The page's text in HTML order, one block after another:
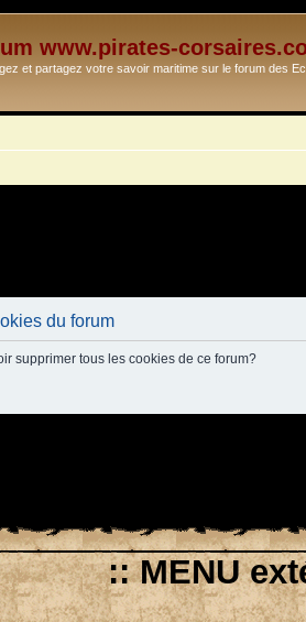
www.pirates-
et partagez votre savoir maritime sur le forum des
du forum
supprimer tous les cookies de ce forum?
:: MENU